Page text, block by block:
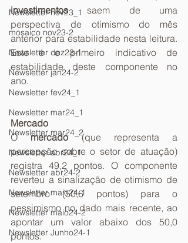
Newsletter nov23_1
mosaico nov23-2
Newsletter dez23-1
Newsletter jan24-2
Newsletter fev24_1
Newsletter mar24_1
Newsletter mar24_2
Newsletter abr24_1
Newsletter abr24-2
Newsletter maio24-1
Newsletter maio24-2
Newsletter Junho24-1
investimentos saem de uma
perspectiva de otimismo do mês
anterior para estabilidade nesta leitura.
Este é o primeiro indicativo de
estabilidade deste componente no
ano.
Mercado
O mercado (que representa a
percepção sobre o setor de atuação)
registra 49,2 pontos. O componente
reverteu a sinalização de otimismo de
setembro (50,6 pontos) para o
pessimismo no dado mais recente, ao
apontar um valor abaixo dos 50,0
pontos.